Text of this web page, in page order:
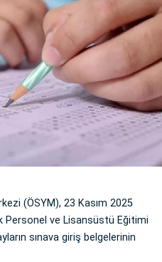
(ÖSYM), 23 Kasım 2025
Personel ve Lisansüstü Eğitimi
sınava giriş belgelerinin